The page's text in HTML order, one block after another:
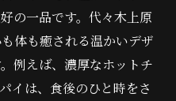
の一品です。代々木上原
体も癒される温かいデザ
例えば、濃厚なホットチ
イは、食後のひと時をさ